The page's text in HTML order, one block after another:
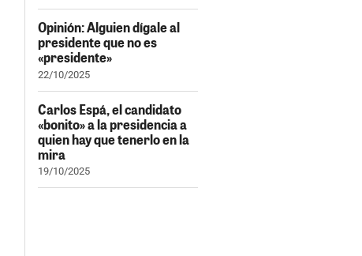
Opinión: Alguien dígale al
presidente que no es
«presidente»
22/10/2025
Carlos Espá, el candidato
«bonito» a la presidencia a
quien hay que tenerlo en la
mira
19/10/2025